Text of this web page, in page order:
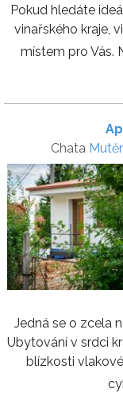
Pokud hledáte
vinařského kraje,
místem pro Vás.
Chata
Jedná se o zcela
Ubytování v srdci
blízkosti